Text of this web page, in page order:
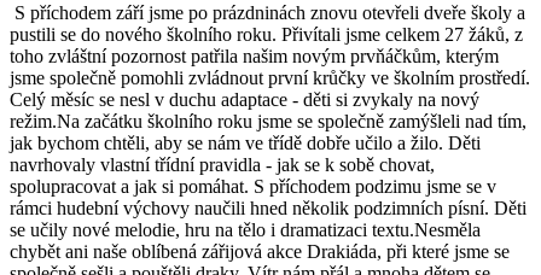
S příchodem září jsme po prázdninách znovu otevřeli dveře školy a
pustili se do nového školního roku. Přivítali jsme celkem 27 žáků, z
toho zvláštní pozornost patřila našim novým prvňáčkům, kterým
jsme společně pomohli zvládnout první krůčky ve školním prostředí.
Celý měsíc se nesl v duchu adaptace - děti si zvykaly na nový
režim.Na začátku školního roku jsme se společně zamýšleli nad tím,
jak bychom chtěli, aby se nám ve třídě dobře učilo a žilo. Děti
navrhovaly vlastní třídní pravidla - jak se k sobě chovat,
spolupracovat a jak si pomáhat. S příchodem podzimu jsme se v
rámci hudební výchovy naučili hned několik podzimních písní. Děti
se učily nové melodie, hru na tělo i dramatizaci textu.Nesměla
chybět ani naše oblíbená zářijová akce Drakiáda, při které jsme se